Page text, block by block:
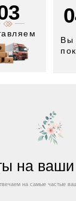
Вы
на
на самые частые